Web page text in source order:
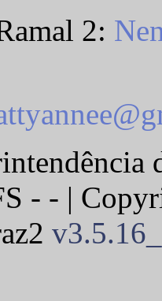
2:
- - |